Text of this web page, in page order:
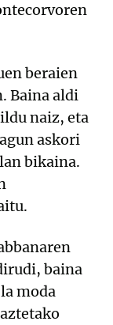
beraien
Baina aldi
naiz, eta
askori
bikaina.
baina
moda